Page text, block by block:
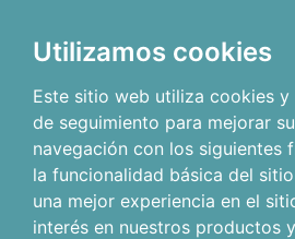
Utilizamos cookies
Este sitio web utiliza cookies
de seguimiento para mejorar
navegación con los siguientes
la funcionalidad básica del
una mejor experiencia en el
interés en nuestros productos